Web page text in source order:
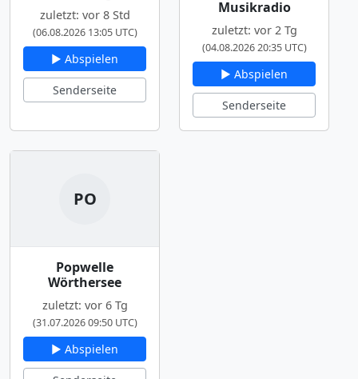
zuletzt: vor 8 Std
(06.08.2026 13:05 UTC)
▶ Abspielen
Senderseite
Musikradio
zuletzt: vor 2 Tg
(04.08.2026 20:35 UTC)
▶ Abspielen
Senderseite
PO
Popwelle
Wörthersee
zuletzt: vor 6 Tg
(31.07.2026 09:50 UTC)
▶ Abspielen